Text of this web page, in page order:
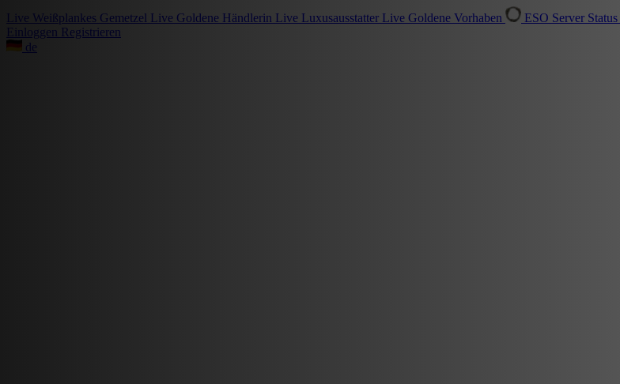
Live Weißplankes Gemetzel Live Goldene Händlerin Live Luxusausstatter Live Goldene Vorhaben ESO Server Status
Einloggen Registrieren
de